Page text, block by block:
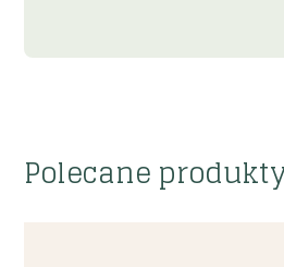
Polecane